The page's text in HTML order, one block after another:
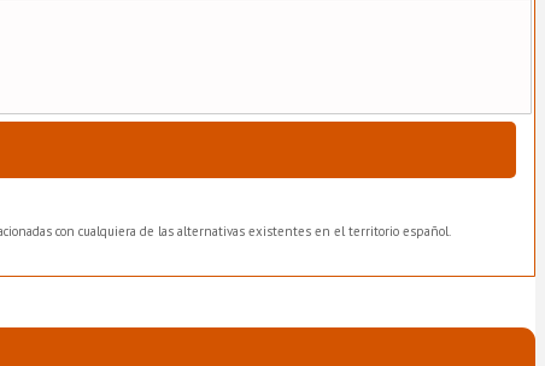
con cualquiera de las alternativas existentes en el territorio español.